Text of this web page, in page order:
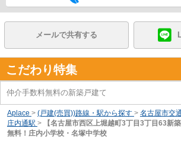
メールで共有する
こだわり特集
仲介手数料無料の新築戸建て
Aplace > (戸建(売買))路線・駅から探す > 名古屋市交
庄内通駅 >
【名古屋市西区上堀越町3丁目3丁目63新
無料！庄内小学校・名塚中学校